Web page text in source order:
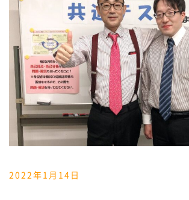
2022年1月14日